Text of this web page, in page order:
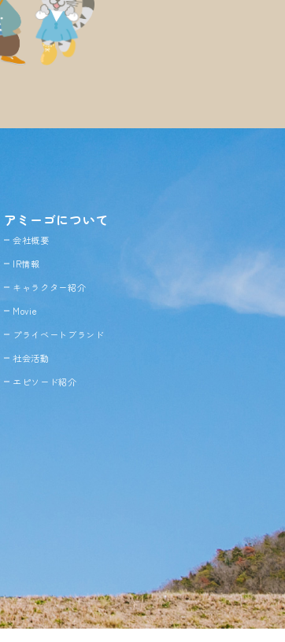
アミーゴについて
会社概要
IR情報
キャラクター紹介
Movie
プライベートブランド
社会活動
エピソード紹介